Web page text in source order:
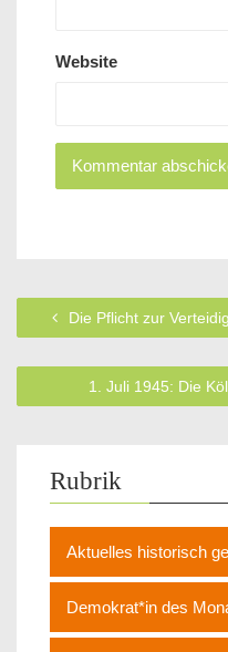
Website
Die Pflicht zur
1. Juli 1945: Die
Rubrik
Aktuelles historisch
Demokrat*in des